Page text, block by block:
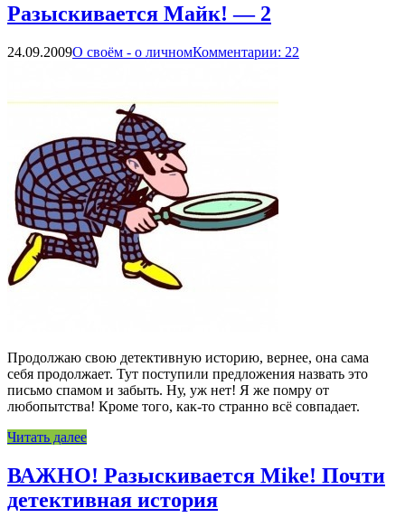
Разыскивается Майк! — 2
24.09.2009О своём - о личномКомментарии: 22
Продолжаю свою детективную историю, вернее, она сама
себя продолжает. Тут поступили предложения назвать это
письмо спамом и забыть. Ну, уж нет! Я же помру от
любопытства! Кроме того, как-то странно всё совпадает.
Читать далее
ВАЖНО! Разыскивается Mike! Почти
детективная история